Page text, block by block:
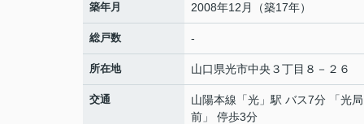
築年月 2008年12月（築17年）
総戸数 -
所在地 山口県光市中央 ３丁目８－２６
交通 山陽本線 「光 」駅 バス7分 「光局
前」 停歩3分